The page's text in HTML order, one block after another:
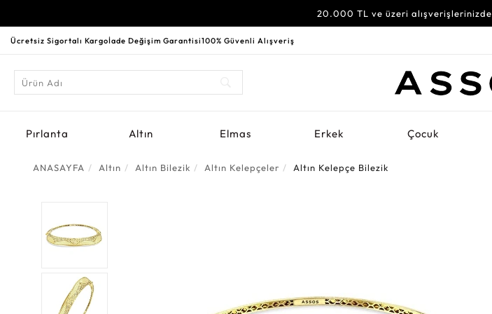
20.000 TL ve üzeri alışverişlerinizde
Ücretsiz Sigortalı Kargoİade Değişim Garantisi100% Güvenli Alışveriş
Pırlanta Altın Elmas Erkek Çocuk
ANASAYFA Altın Altın Bilezik Altın Kelepçeler Altın Kelepçe Bilezik